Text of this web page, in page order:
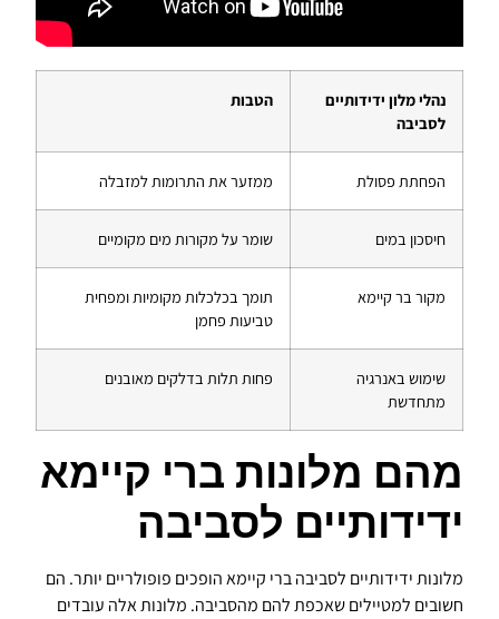
נהלי מלון ידידותיים
לסביבה
הטבות
הפחתת פסולת ממזער את התרומות למזבלה
חיסכון במים שומר על מקורות מים מקומיים
מקור בר קיימא
תומך בכלכלות מקומיות ומפחית
טביעות פחמן
שימוש באנרגיה
מתחדשת
פחות תלות בדלקים מאובנים
מהם מלונות ברי קיימא
ידידותיים לסביבה
מלונות ידידותיים לסביבה ברי קיימא הופכים פופולריים יותר. הם
חשובים למטיילים שאכפת להם מהסביבה. מלונות אלה עובדים